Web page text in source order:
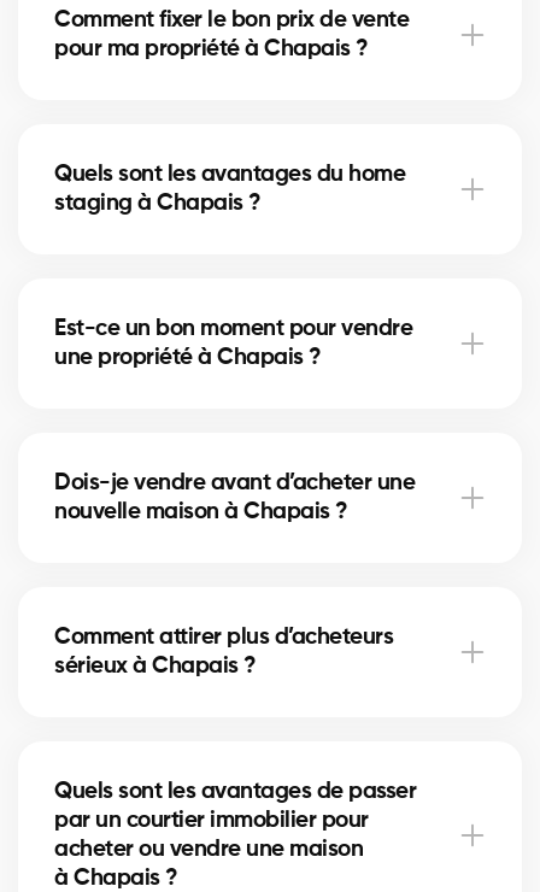
courtiers à Chapais vous guident pour rassembler
les documents nécessaires.
Comment fixer le bon prix de vente
pour ma propriété à Chapais ?
prix compétitif qui attire des acheteurs sérieux.
Quels sont les avantages du home
staging à Chapais ?
peut accélérer la vente et augmenter le prix obtenu.
Est-ce un bon moment pour vendre
une propriété à Chapais ?
vous conseillent selon les tendances actuelles.
Dois-je vendre avant d’acheter une
nouvelle maison à Chapais ?
manquer une opportunité. Nos courtiers vous aident
à choisir la bonne stratégie.
Comment attirer plus d’acheteurs
sérieux à Chapais ?
augmentent vos chances d’attirer des acheteurs
motivés.
Quels sont les avantages de passer
par un courtier immobilier pour
acheter ou vendre une maison
à Chapais ?